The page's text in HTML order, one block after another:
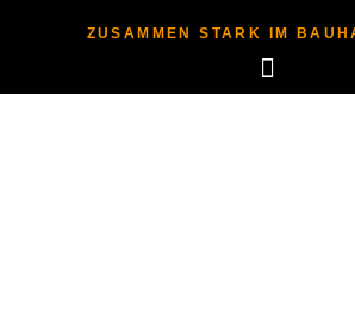
ZUSAMMEN STARK IM